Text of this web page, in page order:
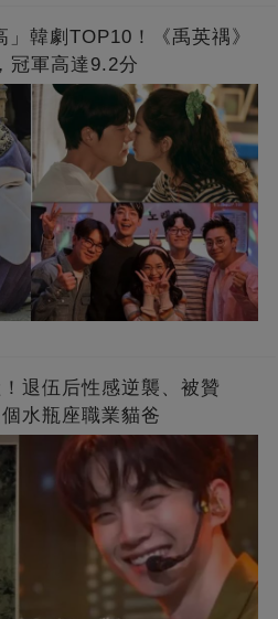
韓劇TOP10！《禹英禑》
冠軍高達9.2分
退伍后性感逆襲、被贊
水瓶座職業貓爸